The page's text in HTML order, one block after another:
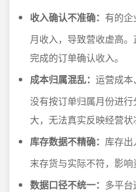
收入确认不准确： 有的
月收入，导致营收虚高
完成的订单确认收入。
成本归属混乱： 运营成
没有按订单归属月份进
大，无法真实反映经营状
库存数据不精确： 库存
末存货与实际不符，影响
数据口径不统一： 多平